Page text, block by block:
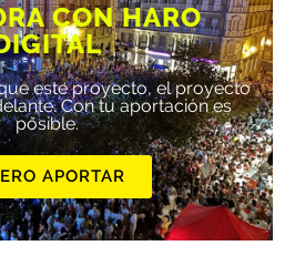
CON HARO
este proyecto, el proyecto
Con tu aportación es
posible.
APORTAR